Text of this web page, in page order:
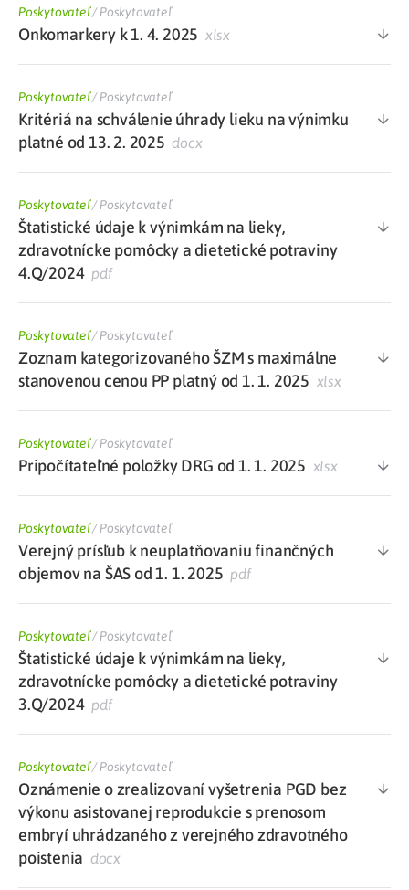
Poskytovateľ/Poskytovateľ
Onkomarkery k 1. 4. 2025 xlsx
Poskytovateľ/Poskytovateľ
Kritériá na schválenie úhrady lieku na výnimku
platné od 13. 2. 2025 docx
Poskytovateľ/Poskytovateľ
Štatistické údaje k výnimkám na lieky,
zdravotnícke pomôcky a dietetické potraviny
4.Q/2024pdf
Poskytovateľ/Poskytovateľ
Zoznam kategorizovaného ŠZM s maximálne
stanovenou cenou PP platný od 1. 1. 2025 xlsx
Poskytovateľ/Poskytovateľ
Pripočítateľné položky DRG od 1. 1. 2025 xlsx
Poskytovateľ/Poskytovateľ
Verejný prísľub k neuplatňovaniu finančných
objemov na ŠAS od 1. 1. 2025 pdf
Poskytovateľ/Poskytovateľ
Štatistické údaje k výnimkám na lieky,
zdravotnícke pomôcky a dietetické potraviny
3.Q/2024pdf
Poskytovateľ/Poskytovateľ
Oznámenie o zrealizovaní vyšetrenia PGD bez
výkonu asistovanej reprodukcie s prenosom
embryí uhrádzaného z verejného zdravotného
poistenia docx